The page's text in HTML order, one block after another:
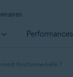
Performances
fonctionne-t-elle ?